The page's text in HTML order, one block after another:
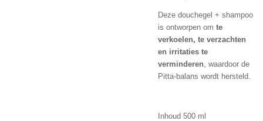
Deze douchegel + shampoo
is ontworpen om te
verkoelen, te verzachten
en irritaties te
verminderen , waardoor de
Pitta-balans wordt hersteld.
Inhoud 500 ml